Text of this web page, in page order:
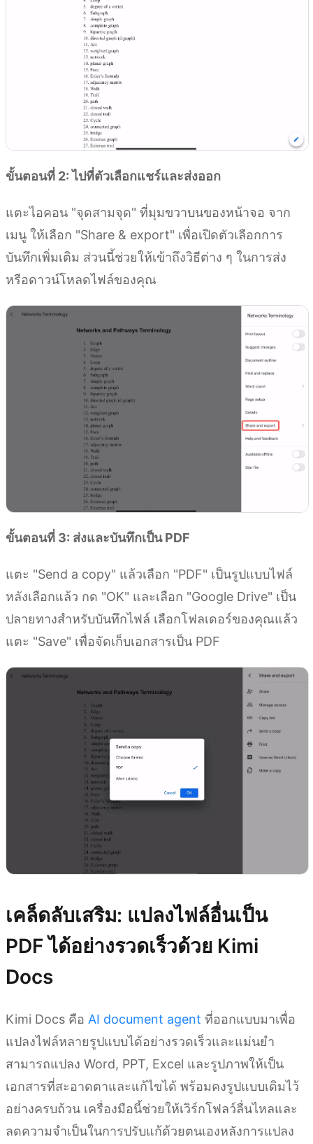
ขั้นตอนที่ 2: ไปที่ตัวเลือกแชร์และส่งออก
แตะไอคอน "จุดสามจุด" ที่มุมขวาบนของหน้าจอ จาก
เมนู ให้เลือก "Share & export" เพื่อเปิดตัวเลือกการ
บันทึกเพิ่มเติม ส่วนนี้ช่วยให้เข้าถึงวิธีต่าง ๆ ในการส่ง
หรือดาวน์โหลดไฟล์ของคุณ
ขั้นตอนที่ 3: ส่งและบันทึกเป็น PDF
แตะ "Send a copy" แล้วเลือก "PDF" เป็นรูปแบบไฟล์
หลังเลือกแล้ว กด "OK" และเลือก "Google Drive" เป็น
ปลายทางสำหรับบันทึกไฟล์ เลือกโฟลเดอร์ของคุณแล้ว
แตะ "Save" เพื่อจัดเก็บเอกสารเป็น PDF
เคล็ดลับเสริม: แปลงไฟล์อื่นเป็น
PDF ได้อย่างรวดเร็วด้วย Kimi
Docs
Kimi Docs คือ AI document agent ที่ออกแบบมาเพื่อ
แปลงไฟล์หลายรูปแบบได้อย่างรวดเร็วและแม่นยำ
สามารถแปลง Word, PPT, Excel และรูปภาพให้เป็น
เอกสารที่สะอาดตาและแก้ไขได้ พร้อมคงรูปแบบเดิมไว้
อย่างครบถ้วน เครื่องมือนี้ช่วยให้เวิร์กโฟลว์ลื่นไหลและ
ลดความจำเป็นในการปรับแก้ด้วยตนเองหลังการแปลง